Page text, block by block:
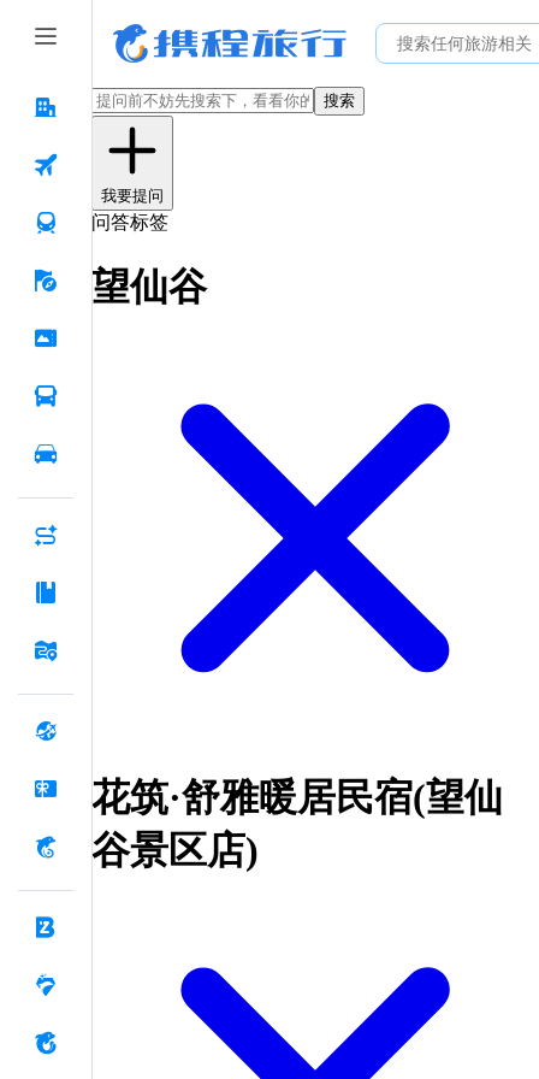
搜索
我要提问
问答标签
望仙谷
花筑·舒雅暖居民宿(望仙
谷景区店)